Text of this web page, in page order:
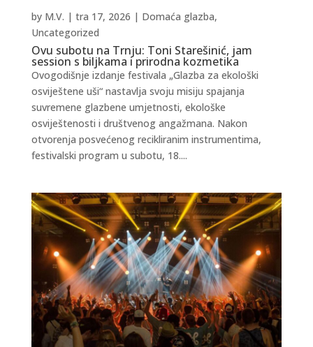
Ovu subotu na Trnju: Toni Starešinić, jam
session s biljkama i prirodna kozmetika
by M.V. | tra 17, 2026 | Domaća glazba,
Uncategorized
Ovogodišnje izdanje festivala „Glazba za ekološki
osviještene uši“ nastavlja svoju misiju spajanja
suvremene glazbene umjetnosti, ekološke
osviještenosti i društvenog angažmana. Nakon
otvorenja posvećenog recikliranim instrumentima,
festivalski program u subotu, 18....